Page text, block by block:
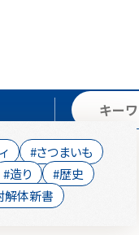
#さつまいも
#造り
#歴史
解体新書